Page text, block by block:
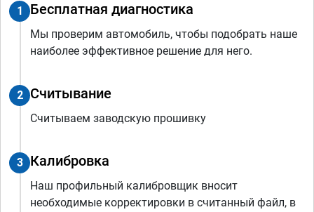
1 Бесплатная диагностика
Мы проверим автомобиль, чтобы подобрать наше
наиболее эффективное решение для него.
2 Считывание
Считываем заводскую прошивку
3 Калибровка
Наш профильный калибровщик вносит
необходимые корректировки в считанный файл, в